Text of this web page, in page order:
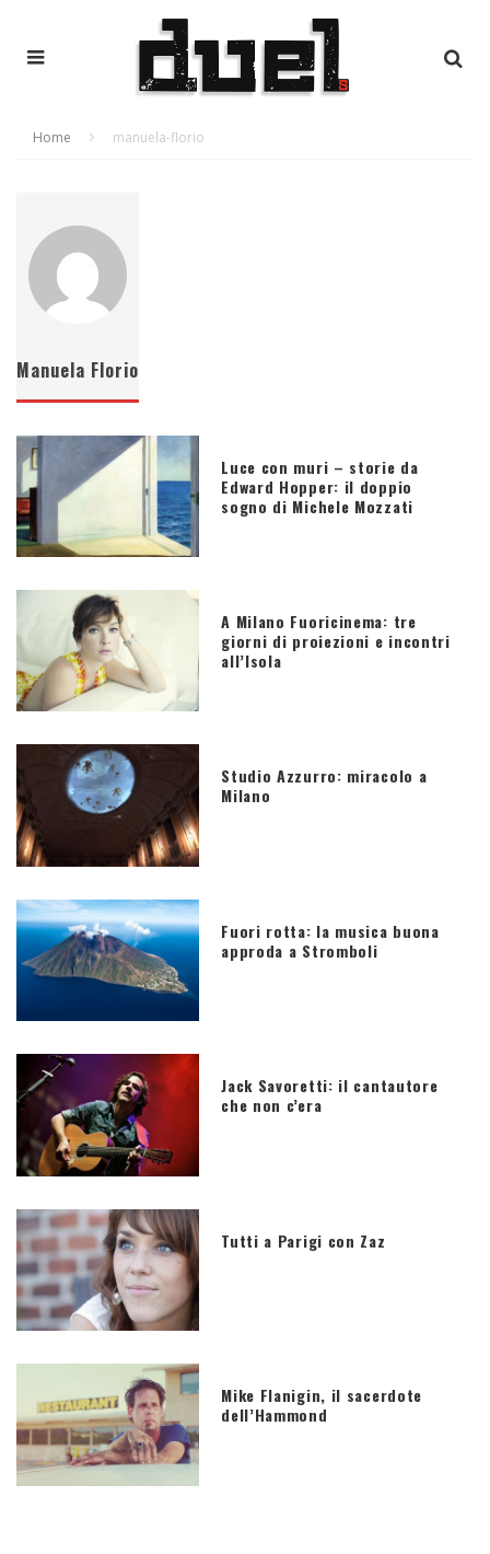
Home manuela-florio
Manuela Florio
Luce con muri – storie da
Edward Hopper: il doppio
sogno di Michele Mozzati
A Milano Fuoricinema: tre
giorni di proiezioni e incontri
all’Isola
Studio Azzurro: miracolo a
Milano
Fuori rotta: la musica buona
approda a Stromboli
Jack Savoretti: il cantautore
che non c’era
Tutti a Parigi con Zaz
Mike Flanigin, il sacerdote
dell’Hammond